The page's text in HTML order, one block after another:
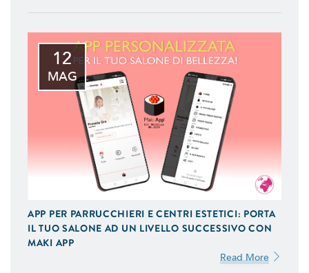
12
MAG
APP PER PARRUCCHIERI E CENTRI ESTETICI: PORTA
IL TUO SALONE AD UN LIVELLO SUCCESSIVO CON
MAKI APP
Read More